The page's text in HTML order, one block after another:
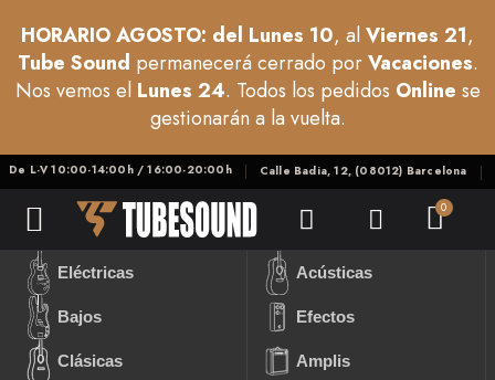
HORARIO AGOSTO: del Lunes 10, alViernes 21,
Tube Sound permanecerá cerrado porVacaciones.
Nos vemos el Lunes 24. Todos los pedidos Online se
gestionarán a la vuelta.
De L-V 10:00-14:00h / 16:00-20:00h Calle Badia, 12, (08012) Barcelona
Eléctricas Acústicas
Bajos Efectos
Clásicas Amplis